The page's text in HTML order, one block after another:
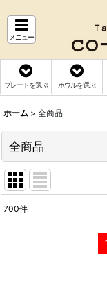
メニュー
プレートを選ぶ ボウルを選ぶ
ホーム > 全商品
全商品
700件